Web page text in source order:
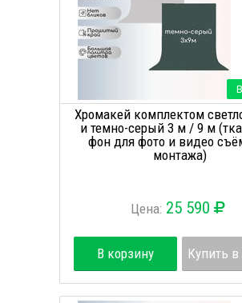
Хромакей комплектом
и темно-серый 3 м / 9 м
фон для фото и видео
монтажа)
Цена: 25 590
В корзину Купить